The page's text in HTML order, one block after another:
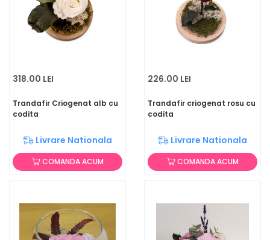
318.00 LEI
Trandafir Criogenat alb cu
codita
Livrare Nationala
COMANDA ACUM
226.00 LEI
Trandafir criogenat rosu cu
codita
Livrare Nationala
COMANDA ACUM